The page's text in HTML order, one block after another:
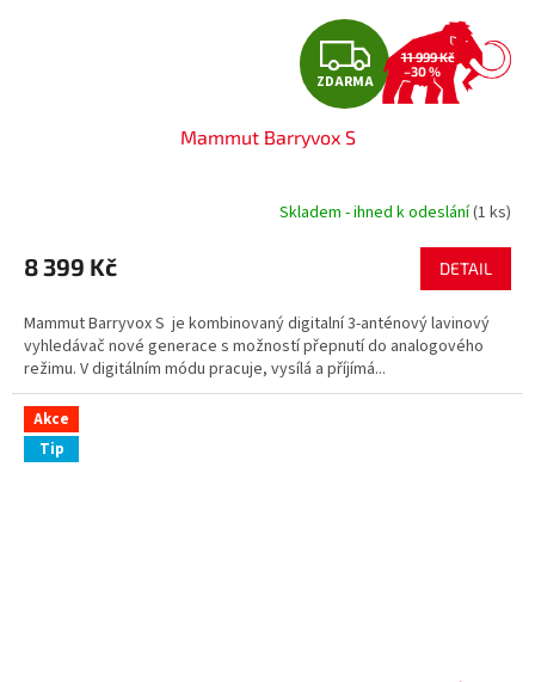
Z
D
R
A
ZDARMA
11 999 Kč
–30 %
Mammut Barryvox S
Skladem - ihned k odeslání(1 ks)
8 399 Kč DETAIL
Mammut Barryvox S je kombinovaný digitalní 3-anténový lavinový
vyhledávač nové generace s možností přepnutí do analogového
režimu. V digitálním módu pracuje, vysílá a příjímá...
Akce
Tip